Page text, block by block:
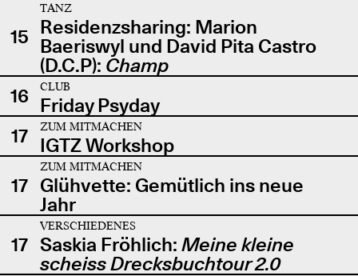
15
TANZ
Residenzsharing: Marion
Baeriswyl und David Pita Castro
(D.C.P): Champ
16
CLUB
Friday Psyday
17
ZUM MITMACHEN
IGTZ Workshop
17
ZUM MITMACHEN
Glühvette: Gemütlich ins neue
Jahr
17
VERSCHIEDENES
Saskia Fröhlich: Meine kleine
scheiss Drecksbuchtour 2.0